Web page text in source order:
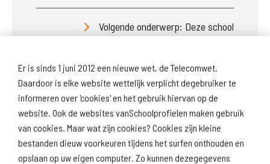
Er is sinds 1 juni 2012 een nieuwe wet, de Telecomwet.
Daardoor is elke website wettelijk verplicht degebruiker te
informeren over 'cookies' en het gebruik hiervan op de
website. Ook de websites vanSchoolprofielen maken gebruik
van cookies. Maar wat zijn cookies? Cookies zijn kleine
bestanden dieuw voorkeuren tijdens het surfen onthouden en
opslaan op uw eigen computer. Zo kunnen dezegegevens
Volgende onderwerp: Deze school
Download
schoolprofiel
Naar
schoolresultaten